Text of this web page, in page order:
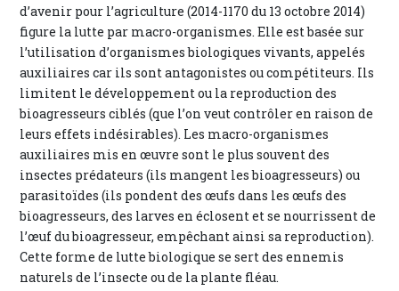
d’avenir pour l’agriculture (2014-1170 du 13 octobre 2014)
figure la lutte par macro-organismes. Elle est basée sur
l’utilisation d’organismes biologiques vivants, appelés
auxiliaires car ils sont antagonistes ou compétiteurs. Ils
limitent le développement ou la reproduction des
bioagresseurs ciblés (que l’on veut contrôler en raison de
leurs effets indésirables). Les macro-organismes
auxiliaires mis en œuvre sont le plus souvent des
insectes prédateurs (ils mangent les bioagresseurs) ou
parasitoïdes (ils pondent des œufs dans les œufs des
bioagresseurs, des larves en éclosent et se nourrissent de
l’œuf du bioagresseur, empêchant ainsi sa reproduction).
Cette forme de lutte biologique se sert des ennemis
naturels de l’insecte ou de la plante fléau.